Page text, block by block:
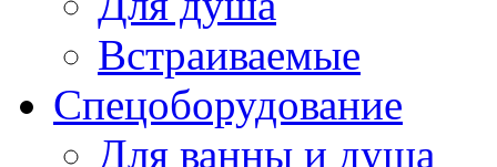
Встраиваемые
Спецоборудование
Для ванны и душа